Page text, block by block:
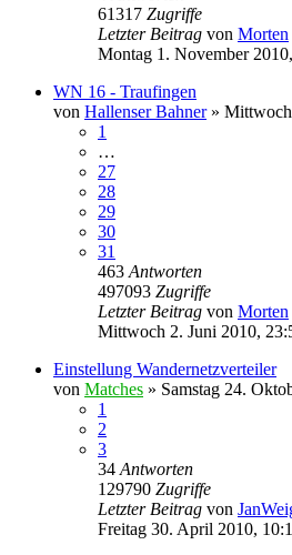
61317 Zugriffe
Letzter Beitrag von Morten
Montag 1. November
WN 16 - Traufingen
von Hallenser Bahner» Mittwoch
1
…
27
28
29
30
31
463 Antworten
497093 Zugriffe
Letzter Beitrag von Morten
Mittwoch 2. Juni 2010,
Einstellung Wandernetzverteiler
von Matches » Samstag 24.
1
2
3
34 Antworten
129790 Zugriffe
Letzter Beitrag von
Freitag 30. April 2010,